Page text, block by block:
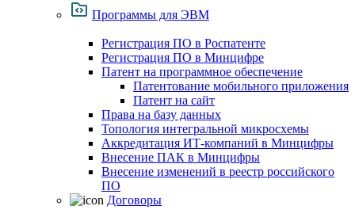
Программы для ЭВМ
Регистрация ПО в Роспатенте
Регистрация ПО в Минцифре
Патент на программное обеспечение
Патентование мобильного приложения
Патент на сайт
Права на базу данных
Топология интегральной микросхемы
Аккредитация ИТ-компаний в Минцифры
Внесение ПАК в Минцифры
Внесение изменений в реестр российского
ПО
Договоры